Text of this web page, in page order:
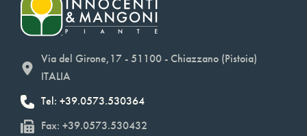
Via del Girone,17 - 51100 - Chiazzano (Pistoia)
ITALIA
Tel: +39.0573.530364
Fax: +39.0573.530432